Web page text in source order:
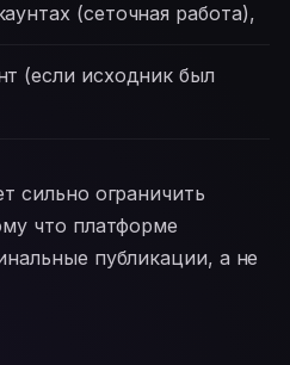
(сеточная работа),
(если исходник был
сильно ограничить
что платформе
публикации, а не